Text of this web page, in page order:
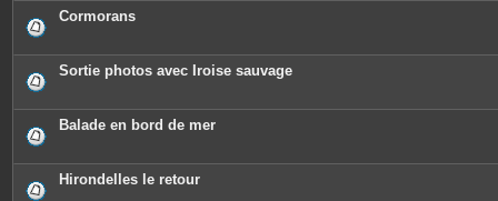
Cormorans
Sortie photos avec Iroise sauvage
Balade en bord de mer
Hirondelles le retour